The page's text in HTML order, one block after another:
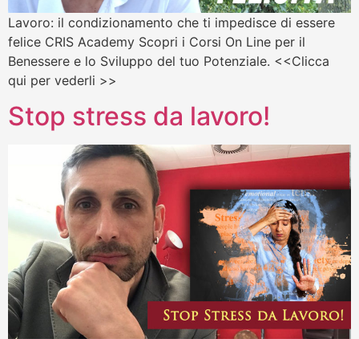
Lavoro: il condizionamento che ti impedisce di essere
felice CRIS Academy Scopri i Corsi On Line per il
Benessere e lo Sviluppo del tuo Potenziale. <<Clicca
qui per vederli >>
Stop stress da lavoro!